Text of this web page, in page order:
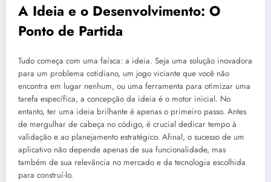
A Ideia e o Desenvolvimento: O
Ponto de Partida
Tudo começa com uma faísca: a ideia. Seja uma solução inovadora
para um problema cotidiano, um jogo viciante que você não
encontra em lugar nenhum, ou uma ferramenta para otimizar uma
tarefa específica, a concepção da ideia é o motor inicial. No
entanto, ter uma ideia brilhante é apenas o primeiro passo. Antes
de mergulhar de cabeça no código, é crucial dedicar tempo à
validação e ao planejamento estratégico. Afinal, o sucesso de um
aplicativo não depende apenas de sua funcionalidade, mas
também de sua relevância no mercado e da tecnologia escolhida
para construí-lo.